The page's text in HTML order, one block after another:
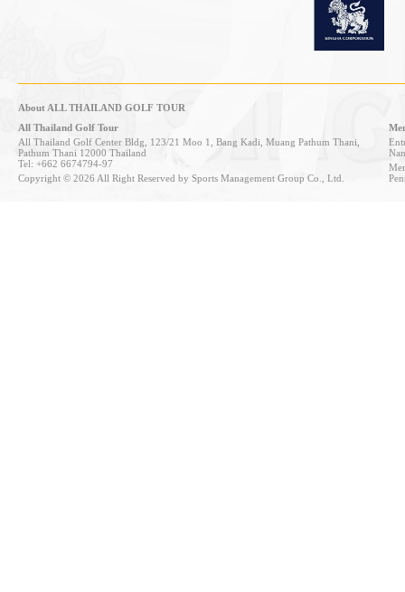
About ALL THAILAND GOLF TOUR
All Thailand Golf Tour
All Thailand Golf Center Bldg, 123/21 Moo 1, Bang Kadi, Muang Pathum Thani,
Pathum Thani 12000 Thailand
Tel: +662 6674794-97
Copyright © 2026 All Right Reserved by Sports Management Group Co., Ltd.